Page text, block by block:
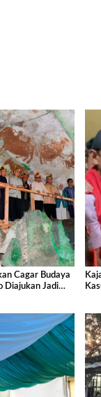
Cagar Budaya
Diajukan Jadi